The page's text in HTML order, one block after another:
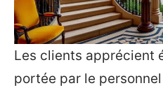
Les clients apprécient
portée par le